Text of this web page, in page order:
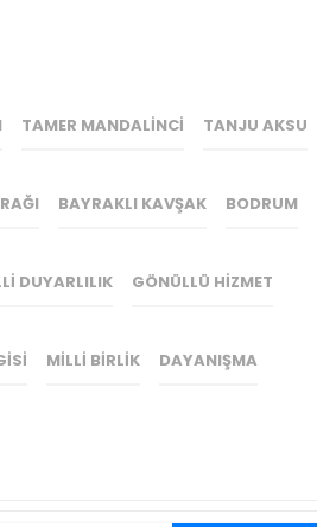
TAMER MANDALINCI TANJU AKSU
BAYRAKLI KAVŞAK BODRUM
DUYARLILIK GÖNÜLLÜ HIZMET
MILLI BIRLIK DAYANIŞMA